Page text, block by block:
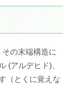
の末端構造に
(アルデヒド)、
（とくに覚えな